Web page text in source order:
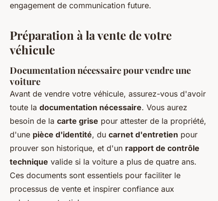
engagement de communication future.
Préparation à la vente de votre
véhicule
Documentation nécessaire pour vendre une
voiture
Avant de vendre votre véhicule, assurez-vous d'avoir
toute la documentation nécessaire. Vous aurez
besoin de la carte grise pour attester de la propriété,
d'une pièce d'identité, du carnet d'entretien pour
prouver son historique, et d'un rapport de contrôle
technique valide si la voiture a plus de quatre ans.
Ces documents sont essentiels pour faciliter le
processus de vente et inspirer confiance aux